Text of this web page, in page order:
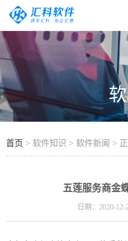
首页 > 软件知识 > 软件新闻 >
五莲服务商金
日期： 2020-12-